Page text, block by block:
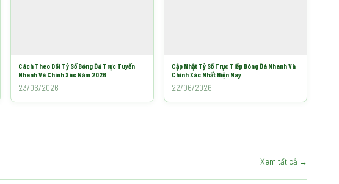
Cách Theo Dõi Tỷ Số Bóng Đá Trực Tuyến
Nhanh Và Chính Xác Năm 2026
23/06/2026
Cập Nhật Tỷ Số Trực Tiếp Bóng Đá Nhanh Và
Chính Xác Nhất Hiện Nay
22/06/2026
Xem tất cả →